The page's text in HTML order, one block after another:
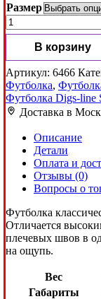
Размер
Количество
товара
Футболка
Digs-
line
Sambo
Бежевый
В корзину
Артикул: 6466
Футболка,
Футболка Digs-line
Доставка в
Описание
Детали
Оплата и
Отзывы (0)
Вопросы о
Футболка
Отличается
плечевых швов в
на ощупь.
Вес
Габариты